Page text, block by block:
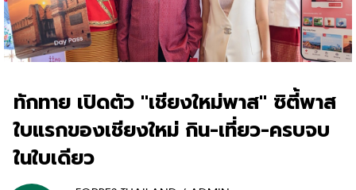
ทักทาย เปิดตัว "เชียงใหม่พาส" ซิตี้พาส
ใบแรกของเชียงใหม่ กิน-เที่ยว-ครบจบ
ในใบเดียว